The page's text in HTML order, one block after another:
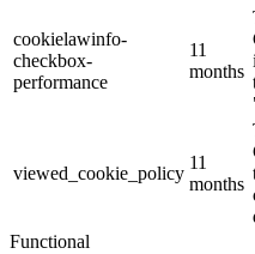
cookielawinfo-
checkbox-
performance
11
months
viewed_cookie_policy
11
months
Functional